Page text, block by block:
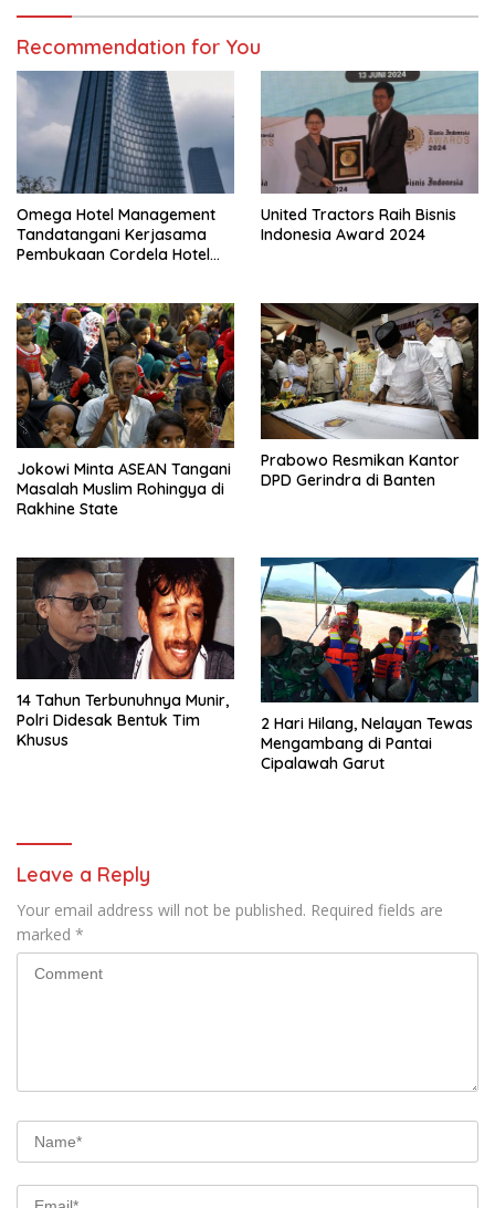
Recommendation for You
Omega Hotel Management
Tandatangani Kerjasama
Pembukaan Cordela Hotel
United Tractors Raih Bisnis
Indonesia Award 2024
Jokowi Minta ASEAN Tangani
Masalah Muslim Rohingya di
Rakhine State
Prabowo Resmikan Kantor
DPD Gerindra di Banten
14 Tahun Terbunuhnya Munir,
Polri Didesak Bentuk Tim
Khusus
2 Hari Hilang, Nelayan Tewas
Mengambang di Pantai
Cipalawah Garut
Leave a Reply
Your email address will not be published. Required fields are
marked *